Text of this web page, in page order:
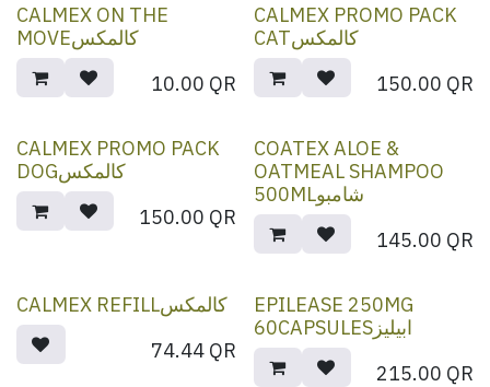
CALMEX ON THE
MOVEكالمكس
10.00 QR
CALMEX PROMO PACK
CATكالمكس
150.00 QR
CALMEX PROMO PACK
DOGكالمكس
150.00 QR
COATEX ALOE &
OATMEAL SHAMPOO
500MLشامبو
145.00 QR
CALMEX REFILLكالمكس
74.44QR
EPILEASE 250MG
60CAPSULESابيليز
215.00 QR